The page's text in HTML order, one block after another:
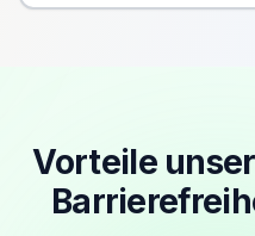
Vorteile